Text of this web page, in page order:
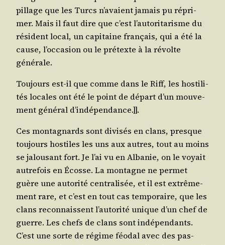
pillage que les Turcs n’a­vaient jamais pu répri­
mer. Mais il faut dire que c’est l’au­to­ri­ta­risme du
résident local, un capi­taine fran­çais, qui a été la
cause, l’oc­ca­sion ou le pré­texte à la révolte
générale.
Tou­jours est-il que comme dans le Riff, les hos­ti­li­
tés locales ont été le point de départ d’un mou­ve­
ment géné­ral d’indépendance.]].
Ces mon­ta­gnards sont divi­sés en clans, presque
tou­jours hos­tiles les uns aux autres, tout au moins
se jalou­sant fort. Je l’ai vu en Alba­nie, on le voyait
autre­fois en Écosse. La mon­tagne ne per­met
guère une auto­ri­té cen­tra­li­sée, et il est extrê­me­
ment rare, et c’est en tout cas tem­po­raire, que les
clans recon­naissent l’au­to­ri­té unique d’un chef de
guerre. Les chefs de clans sont indé­pen­dants.
C’est une sorte de régime féo­dal avec des pas­